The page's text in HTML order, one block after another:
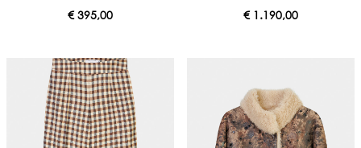
€395,00 €1.190,00